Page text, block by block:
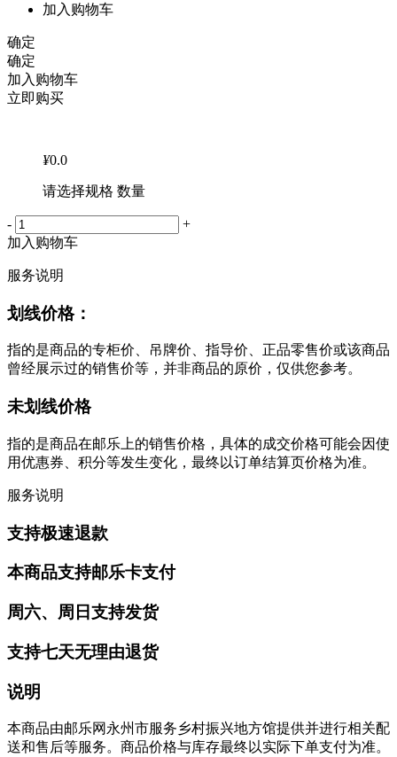
加入购物车
确定
确定
加入购物车
立即购买
¥0.0
请选择规格 数量
-
+
加入购物车
服务说明
划线价格：
指的是商品的专柜价、吊牌价、指导价、正品零售价或该商品
曾经展示过的销售价等，并非商品的原价，仅供您参考。
未划线价格
指的是商品在邮乐上的销售价格，具体的成交价格可能会因使
用优惠券、积分等发生变化，最终以订单结算页价格为准。
服务说明
支持极速退款
本商品支持邮乐卡支付
周六、周日支持发货
支持七天无理由退货
说明
本商品由邮乐网永州市服务乡村振兴地方馆提供并进行相关配
送和售后等服务。商品价格与库存最终以实际下单支付为准。